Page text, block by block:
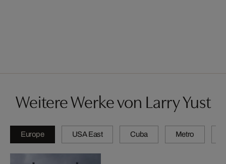
Weitere Werke von Larry Yust
Europe USA East Cuba Metro